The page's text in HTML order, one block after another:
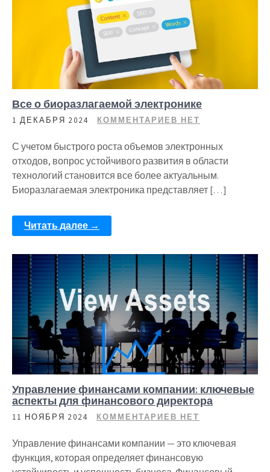
Все о биоразлагаемой электронике
1 ДЕКАБРЯ 2024 КОММЕНТАРИЕВ НЕТ
С учетом быстрого роста объемов электронных
отходов, вопрос устойчивого развития в области
технологий становится все более актуальным.
Биоразлагаемая электроника представляет […]
Читать далее →
Управление финансами компании: ключевые
аспекты для финансового директора
11 НОЯБРЯ 2024 КОММЕНТАРИЕВ НЕТ
Управление финансами компании — это ключевая
функция, которая определяет финансовую